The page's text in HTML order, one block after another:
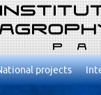
projects